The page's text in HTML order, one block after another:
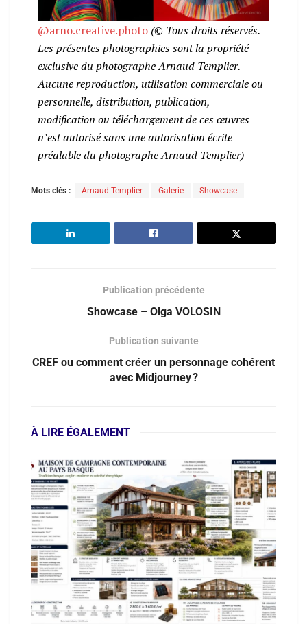
@arno.creative.photo (© Tous droits réservés.
Les présentes photographies sont la propriété
exclusive du photographe Arnaud Templier.
Aucune reproduction, utilisation commerciale ou
personnelle, distribution, publication,
modification ou téléchargement de ces œuvres
n’est autorisé sans une autorisation écrite
préalable du photographe Arnaud Templier)
Mots clés : Arnaud Templier Galerie Showcase
Publication précédente
Showcase – Olga VOLOSIN
Publication suivante
CREF ou comment créer un personnage cohérent
avec Midjourney ?
À LIRE ÉGALEMENT